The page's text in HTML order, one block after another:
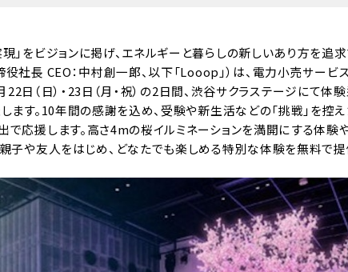
」をビジョンに掲げ、エネルギーと暮らしの新しいあり方を追
社長 CEO：中村創一郎、以下「Looop」）は、電力小売サービ
日（日）・23日（月・祝）の2日間、渋谷サクラステージにて体
ます。10年間の感謝を込め、受験や新生活などの「挑戦」を控
応援します。高さ4mの桜イルミネーションを満開にする体験
子や友人をはじめ、どなたでも楽しめる特別な体験を無料で提